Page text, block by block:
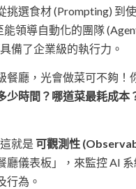
挑選食材 (Prompting) 到
能領導自動化的團隊
備了企業級的執行力。
餐廳，光會做菜可不夠！
少時間？哪道菜最耗成本
就是 可觀測性
廳儀表板」，來監控 AI
行為。